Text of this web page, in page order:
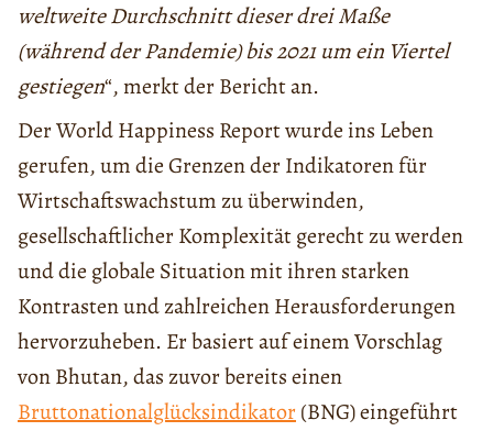
weltweite Durchschnitt dieser drei Maße
(während der Pandemie) bis 2021 um ein Viertel
gestiegen“, merkt der Bericht an.
Der World Happiness Report wurde ins Leben
gerufen, um die Grenzen der Indikatoren für
Wirtschaftswachstum zu überwinden,
gesellschaftlicher Komplexität gerecht zu werden
und die globale Situation mit ihren starken
Kontrasten und zahlreichen Herausforderungen
hervorzuheben. Er basiert auf einem Vorschlag
von Bhutan, das zuvor bereits einen
Bruttonationalglücksindikator(BNG) eingeführt